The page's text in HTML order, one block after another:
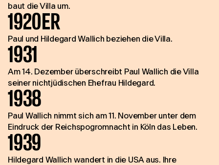
baut die Villa um.
1920ER
Paul und Hildegard Wallich beziehen die Villa.
1931
Am 14. Dezember überschreibt Paul Wallich die Villa
seiner nichtjüdischen Ehefrau Hildegard.
1938
Paul Wallich nimmt sich am 11. November unter dem
Eindruck der Reichspogromnacht in Köln das Leben.
1939
Hildegard Wallich wandert in die USA aus. Ihre